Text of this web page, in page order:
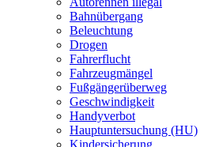
Bahnübergang
Beleuchtung
Drogen
Fahrerflucht
Fahrzeugmängel
Fußgängerüberweg
Geschwindigkeit
Handyverbot
Hauptuntersuchung (HU)
Kindersicherung